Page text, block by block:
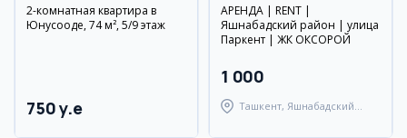
2-комнатная квартира в
Юнусооде, 74 м², 5/9 этаж
750 y.e
АРЕНДА | RENT |
Яшнабадский район | улица
Паркент | ЖК ОКСОРОЙ
1 000
Ташкент, Яшнабадский